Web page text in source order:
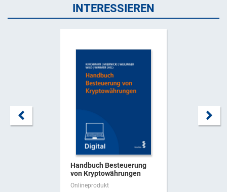
INTERESSIEREN
Handbuch Besteuerung
von Kryptowährungen
Onlineprodukt